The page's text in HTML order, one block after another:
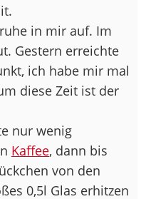
in mir auf. Im
Gestern erreichte
ich habe mir mal
diese Zeit ist der
nur wenig
Kaffee, dann bis
von den
0,5l Glas erhitzen